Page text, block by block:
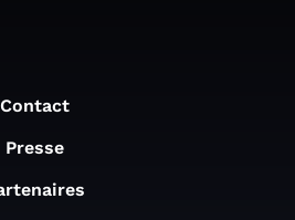
Contact
Presse